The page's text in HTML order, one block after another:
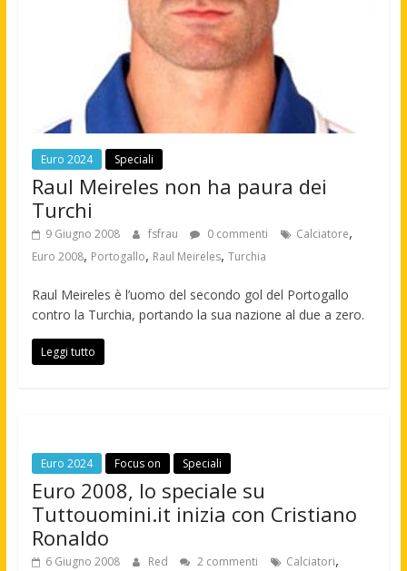
Euro 2024 Speciali
Raul Meireles non ha paura dei
Turchi
9 Giugno 2008 fsfrau 0 commenti Calciatore,
Euro 2008, Portogallo, Raul Meireles, Turchia
Raul Meireles è l’uomo del secondo gol del Portogallo
contro la Turchia, portando la sua nazione al due a zero.
Leggi tutto
Euro 2024 Focus on Speciali
Euro 2008, lo speciale su
Tuttouomini.it inizia con Cristiano
Ronaldo
6 Giugno 2008 Red 2 commenti Calciatori,